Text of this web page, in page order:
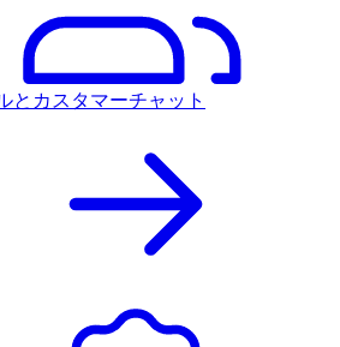
とカスタマーチャット